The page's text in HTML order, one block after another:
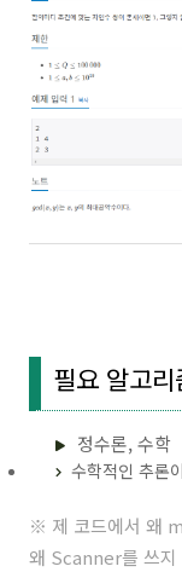
필요 알고리
정수론, 수학
수학적인 추론
※ 제 코드에서 왜
왜 Scanner를 쓰